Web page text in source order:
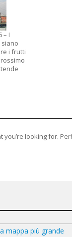
– I
siano
i frutti
you’re looking for.